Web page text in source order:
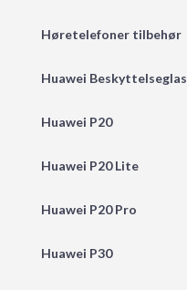
Høretelefoner tilbehør
Huawei Beskyttelseglas
Huawei P20
Huawei P20 Lite
Huawei P20 Pro
Huawei P30